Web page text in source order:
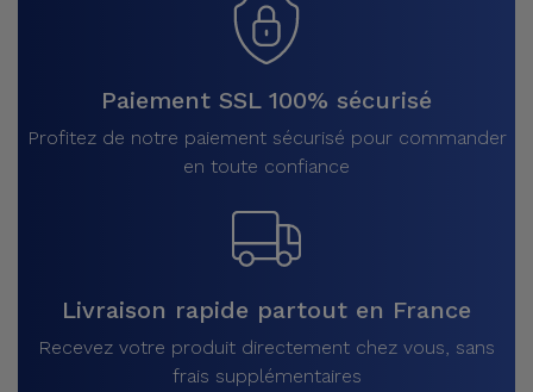
Paiement SSL 100% sécurisé
Profitez de notre paiement sécurisé pour commander
en toute confiance
Livraison rapide partout en France
Recevez votre produit directement chez vous, sans
frais supplémentaires